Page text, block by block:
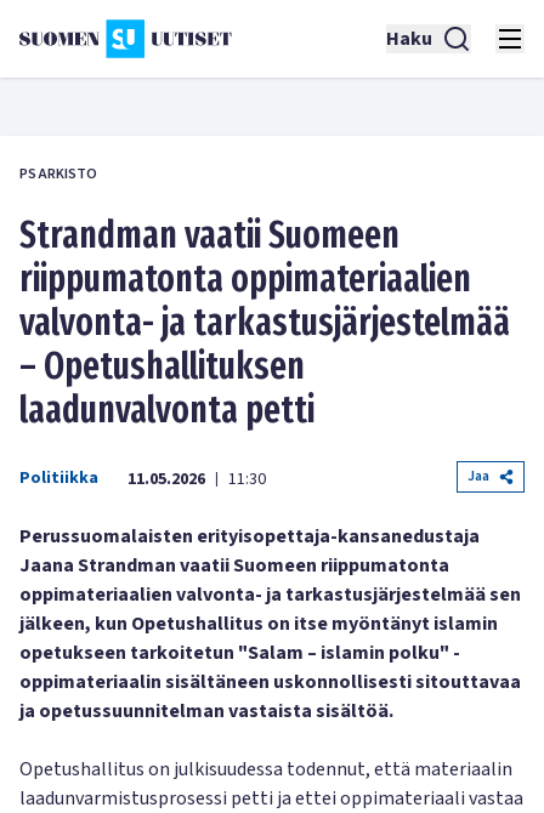
Haku
PS ARKISTO
Strandman vaatii Suomeen
riippumatonta oppimateriaalien
valvonta- ja tarkastusjärjestelmää
– Opetushallituksen
laadunvalvonta petti
Politiikka 11.05.2026 | 11:30 Jaa
Perussuomalaisten erityisopettaja-kansanedustaja
Jaana Strandman vaatii Suomeen riippumatonta
oppimateriaalien valvonta- ja tarkastusjärjestelmää sen
jälkeen, kun Opetushallitus on itse myöntänyt islamin
opetukseen tarkoitetun "Salam – islamin polku" -
oppimateriaalin sisältäneen uskonnollisesti sitouttavaa
ja opetussuunnitelman vastaista sisältöä.
Opetushallitus on julkisuudessa todennut, että materiaalin
laadunvarmistusprosessi petti ja ettei oppimateriaali vastaa